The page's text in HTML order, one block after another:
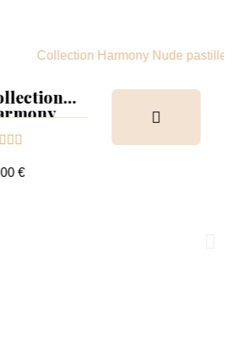
  
€